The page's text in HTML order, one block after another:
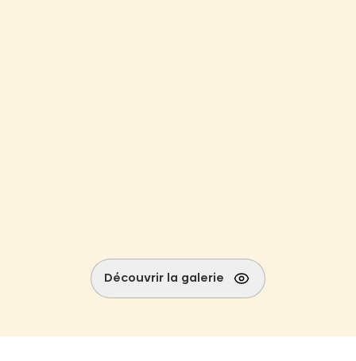
Découvrir la galerie